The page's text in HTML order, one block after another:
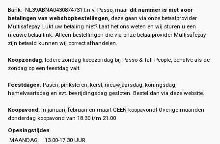
Bank: NL39ABNA0430874731 t.n.v. Passo, maar dit nummer is niet voor
betalingen van webshopbestellingen, deze gaan via onze betaalprovider
Multisafepay. Lukt uw betaling niet? Laat het ons weten en wij sturen u een
nieuwe betaallink. Alleen bestellingen die via onze betaalprovider Multisafepay
zijn betaald kunnen wij correct afhandelen.
Koopzondag: Iedere zondag koopzondag bij Passo & Tall People, behalve als de
zondag op een feestdag valt.
Feestdagen: Pasen, pinksteren, kerst, nieuwjaarsdag, koningsdag,
hemelvaartsdag en evt. bevrijdingsdag gesloten. Bestel dan via deze website.
Koopavond: In januari, februari en maart GEEN koopavond! Overige maanden
donderdag koopavond van 18.30 t/m 21.00
Openingstijden
MAANDAG
13.00-17.30 UUR